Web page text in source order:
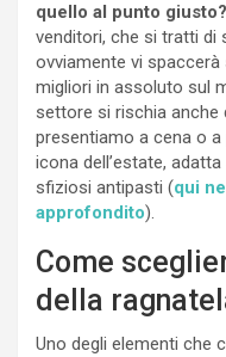
quello al punto giusto?
venditori, che si tratti
ovviamente vi
migliori in assoluto sul
settore si rischia anche
presentiamo a cena o
icona dell’estate,
sfiziosi antipasti (qui
approfondito).
Come
della
Uno degli elementi che